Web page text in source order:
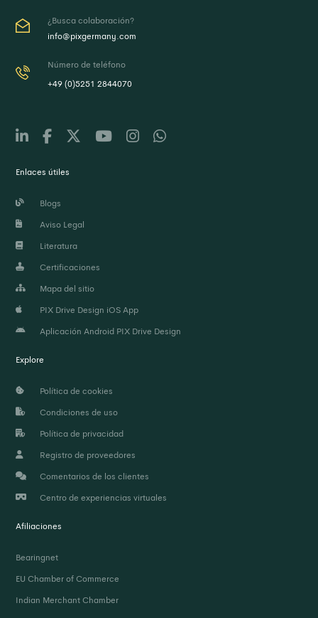
¿Busca colaboración?
info@pixgermany.com
Número de teléfono
+49 (0)5251 2844070
Enlaces útiles
Blogs
Aviso Legal
Literatura
Certificaciones
Mapa del sitio
PIX Drive Design iOS App
Aplicación Android PIX Drive Design
Explore
Política de cookies
Condiciones de uso
Política de privacidad
Registro de proveedores
Comentarios de los clientes
Centro de experiencias virtuales
Afiliaciones
Bearingnet
EU Chamber of Commerce
Indian Merchant Chamber